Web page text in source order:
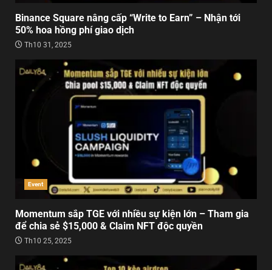
Binance Square nâng cấp “Write to Earn” – Nhận tới
50% hoa hồng phí giao dịch
Th10 31, 2025
Event
Momentum sắp TGE với nhiều sự kiện lớn – Tham gia
để chia sẻ $15,000 & Claim NFT độc quyền
Th10 25, 2025